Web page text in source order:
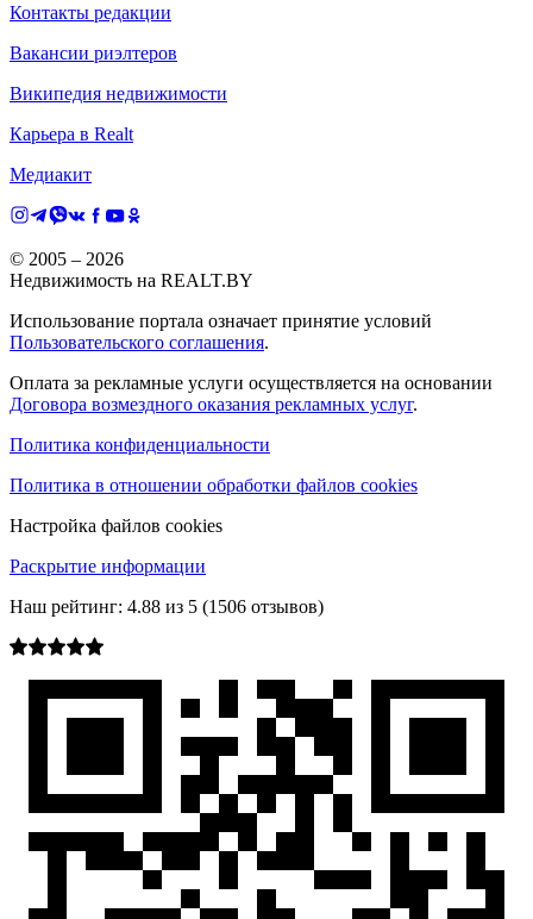
Контакты редакции
Вакансии риэлтеров
Википедия недвижимости
Карьера в Realt
Медиакит
© 2005 – 2026
Недвижимость на REALT.BY
Использование портала означает принятие условий
Пользовательского соглашения.
Оплата за рекламные услуги осуществляется на основании
Договора возмездного оказания рекламных услуг.
Политика конфиденциальности
Политика в отношении обработки файлов cookies
Настройка файлов cookies
Раскрытие информации
Наш рейтинг: 4.88 из 5 (1506 отзывов)